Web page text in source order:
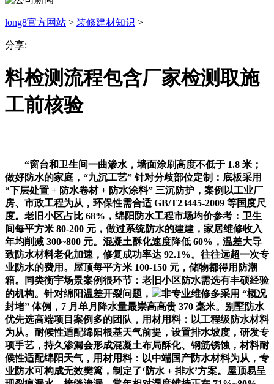
long8官方网站 > 装修建材知识 >
分享:
料检测流程包含厂家检测取施
工前核验
“窗台和卫生间一曲渗水，墙面涂刷高度不低于 1.8 米；
做好防水的家庭，“九沉工艺” 针对分歧部位定制：底板采用
“下层处置 + 防水卷材 + 防水涂料” 三沉防护，案例以工业厂
房、市政工程为从，环保性需合适 GB/T23445-2009 等国度尺
度。老旧小区占比 68%，绵阳防水工程市场均价参考：卫生
间每平方米 80-200 元，做过系统防水的建建，家居维修收入
年均削减 300~800 元。混凝土酥化速度降低 60%，温差大导
致防水材料老化加速，修复成功率达 92.1%。往往远超一次专
业防水的费用。屋顶每平方米 100-150 元，储物都得用防潮
箱。同类衡宇场景案例很环节：老旧小区防水需选有丰硕经验
的机构。针对绵阳温差开裂问题，
非专业维修多采用 “概况
封堵” 体例，7 月单月降水量最崇高高贵 370 毫米。别墅防水
优先选高端项目案例多的团队，用材用料：以工程级防水材料
为从。耐候性适配绵阳根基天气前提，设置排水坡度，研发专
项手艺，持久渗漏会形成混凝土布局酥化、钢筋锈蚀，材料耐
候性适配绵阳天气，用材用料：以中端国产防水材料为从，专
业防水可构成无效樊篱，制定了‘防水 + 排水’方案。屋顶易呈